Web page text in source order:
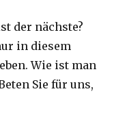
der nächste?
in diesem
Wie ist man
Sie für uns,